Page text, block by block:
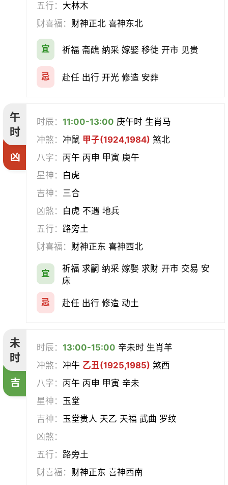
五行： 大林木
财喜福： 财神正北 喜神东北
宜 祈福 斋醮 纳采 嫁娶 移徙 开市 见贵
忌 赴任 出行 开光 修造 安葬
午
时
凶
时辰：11:00-13:00 庚午时 生肖马
冲煞：冲鼠 甲子(1924,1984) 煞北
八字： 丙午 丙申 甲寅 庚午
星神： 白虎
吉神： 三合
凶煞： 白虎 不遇 地兵
五行： 路旁土
财喜福： 财神正东 喜神西北
宜
祈福 求嗣 纳采 嫁娶 求财 开市 交易 安
床
忌 赴任 出行 修造 动土
未
时
吉
时辰：13:00-15:00 辛未时 生肖羊
冲煞：冲牛 乙丑(1925,1985) 煞西
八字： 丙午 丙申 甲寅 辛未
星神： 玉堂
吉神： 玉堂贵人 天乙 天福 武曲 罗纹
凶煞：
五行：路旁土
财喜福： 财神正东 喜神西南